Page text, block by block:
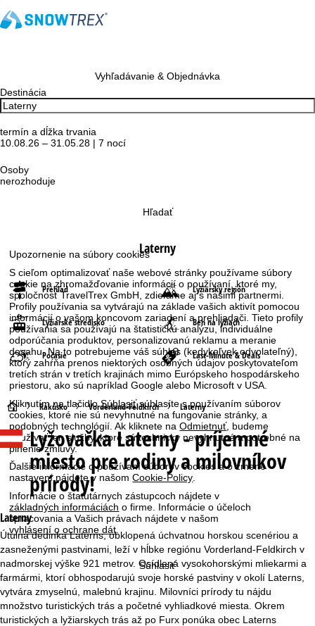
Upozornenie na súbory cookies
S cieľom optimalizovať naše webové stránky používame súbory
cookie na zhromažďovanie informácií o používaní, ktoré my,
spoločnosť TravelTrex GmbH, zdieľame aj s našimi partnermi.
Profily používania sa vytvárajú na základe vašich aktivít pomocou
informácií o vašom koncovom zariadení a prehliadači. Tieto profily
používania sa používajú na štatistickú analýzu, individuálne
odporúčania produktov, personalizovanú reklamu a meranie
dosahu. Na to potrebujeme váš súhlas (kedykoľvek odvolateľný),
ktorý zahŕňa prenos niektorých osobných údajov poskytovateľom
tretích strán v tretích krajinách mimo Európskeho hospodárskeho
priestoru, ako sú napríklad Google alebo Microsoft v USA.
Kliknutím na tlačidloSúhlasiťsúhlasíte s používaním súborov
cookies, ktoré nie sú nevyhnutné na fungovanie stránky, a
podobných technológií. Ak kliknete naOdmietnuť, budeme
používať len služby, ktoré sú technicky nevyhnutné a potrebné na
plnenie zmluvy.
Ďalšie informácie o používaní súborov cookies a o zmene
nastavení nájdete v našomCookie-Policy
Informácie o štatutárnych zástupcoch nájdete v
základných informáciách o firme. Informácie o účeloch
spracovania a Vašich právach nájdete v našom
vyhlásení o ochrane dát.
Súhlasiť
Vyhľadávanie & Objednávka
Destinácia
termín a dĺžka trvania
10.08.26 – 31.05.28 | 7 nocí
Osoby
nerozhoduje
Hľadať
Laterny
Prehľad Lyžiarsky región
Lyžiarske stredisko Beh na lyžiach
Počasie Last-Minute & Deals
H
l
a
v
n
á
s
t
Rakúsko Vorderland-Feldkirch Laterny
LyžovačkaLaterny - príjemné
miesto pre rodiny a milovníkov
prírody!
Laterny
Útulná dedinka Laterns, obklopená úchvatnou horskou scenériou a
zasneženými pastvinami, leží v hĺbke regiónu Vorderland-Feldkirch v
nadmorskej výške 921 metrov. Osídlená vysokohorskými mliekarmi a
farmármi, ktorí obhospodarujú svoje horské pastviny v okolí Laterns,
vytvára zmyselnú, malebnú krajinu. Milovníci prírody tu nájdu
množstvo turistických trás a početné vyhliadkové miesta. Okrem
turistických a lyžiarskych trás až po Furx ponúka obec Laterns